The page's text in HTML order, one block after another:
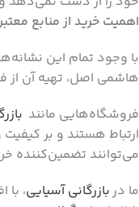
اهمیت خرید از منابع
با وجود تمام این
هاشمی اصل، تهیه آن از
فروشگاه‌هایی مانند
ارتباط هستند و بر
می‌توانند تضمین‌کننده
ما دربازرگانی آسیایی،